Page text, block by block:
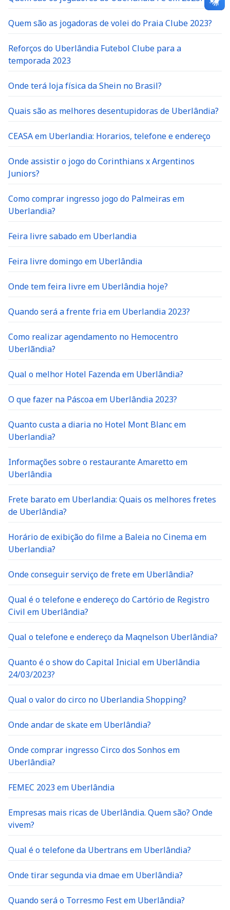
Quem são as jogadoras de volei do Praia Clube 2023?
Reforços do Uberlândia Futebol Clube para a
temporada 2023
Onde terá loja física da Shein no Brasil?
Quais são as melhores desentupidoras de Uberlândia?
CEASA em Uberlandia: Horarios, telefone e endereço
Onde assistir o jogo do Corinthians x Argentinos
Juniors?
Como comprar ingresso jogo do Palmeiras em
Uberlandia?
Feira livre sabado em Uberlandia
Feira livre domingo em Uberlândia
Onde tem feira livre em Uberlândia hoje?
Quando será a frente fria em Uberlandia 2023?
Como realizar agendamento no Hemocentro
Uberlãndia?
Qual o melhor Hotel Fazenda em Uberlândia?
O que fazer na Páscoa em Uberlândia 2023?
Quanto custa a diaria no Hotel Mont Blanc em
Uberlandia?
Informações sobre o restaurante Amaretto em
Uberlândia
Frete barato em Uberlandia: Quais os melhores fretes
de Uberlândia?
Horário de exibição do filme a Baleia no Cinema em
Uberlandia?
Onde conseguir serviço de frete em Uberlândia?
Qual é o telefone e endereço do Cartório de Registro
Civil em Uberlândia?
Qual o telefone e endereço da Maqnelson Uberlândia?
Quanto é o show do Capital Inicial em Uberlândia
24/03/2023?
Qual o valor do circo no Uberlandia Shopping?
Onde andar de skate em Uberlândia?
Onde comprar ingresso Circo dos Sonhos em
Uberlândia?
FEMEC 2023 em Uberlândia
Empresas mais ricas de Uberlândia. Quem são? Onde
vivem?
Qual é o telefone da Ubertrans em Uberlândia?
Onde tirar segunda via dmae em Uberlândia?
Quando será o Torresmo Fest em Uberlândia?